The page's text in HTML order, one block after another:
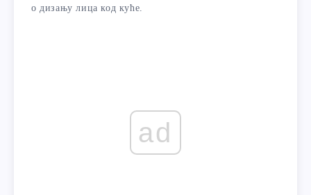
о дизању лица код куће.
ad